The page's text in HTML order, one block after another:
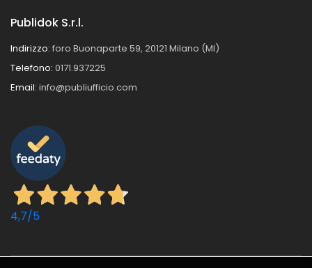
Publidok S.r.l.
Indirizzo: foro Buonaparte 59, 20121 Milano (MI)
Telefono: 0171.937225
Email: info@publiufficio.com
4,7/5